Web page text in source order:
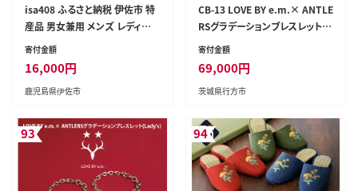
isa408 ふるさと納税 伊佐市 特
産品 男女兼用 メンズ レディー
ス イベント お揃い 衣類 シャツ
ポーツ】
寄付金額
16,000円
鹿児島県伊佐市
CB-13 LOVE BY e.m.× ANTLE
RSグラデーションブレスレット
(Men's)
寄付金額
69,000円
茨城県行方市
93 94